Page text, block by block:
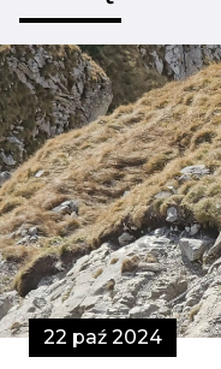
22 paź 2024